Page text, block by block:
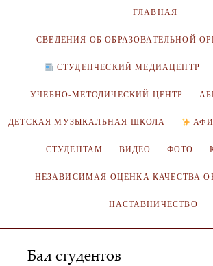
ГЛАВНАЯ
СВЕДЕНИЯ ОБ ОБРАЗОВАТЕЛЬНОЙ
СТУДЕНЧЕСКИЙ МЕДИАЦЕНТР
УЧЕБНО-МЕТОДИЧЕСКИЙ ЦЕНТР
ДЕТСКАЯ МУЗЫКАЛЬНАЯ ШКОЛА
СТУДЕНТАМ ВИДЕО ФОТО
НЕЗАВИСИМАЯ ОЦЕНКА КАЧЕСТВА
НАСТАВНИЧЕСТВО
Бал студентов